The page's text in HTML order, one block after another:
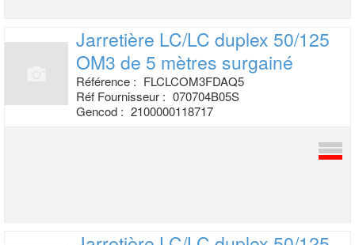
Jarretière LC/LC duplex 50/125
OM3 de 5 mètres surgainé
Référence : FLCLCOM3FDAQ5
Réf Fournisseur : 070704B05S
Gencod : 2100000118717